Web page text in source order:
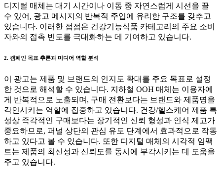
디지털 매체는 대기 시간이나 이동 중 자연스럽게 시선을 끌
수 있어, 광고 메시지의 반복적 주입에 유리한 구조를 갖추고
있습니다. 이러한 접점은 건강기능식품 카테고리의 주요 소비
자와의 접촉 빈도를 극대화하는 데 기여하고 있습니다.
2. 캠페인 목표 추론과 미디어 역할 분석
이 광고는 제품 및 브랜드의 인지도 확대를 주요 목표로 설정
한 것으로 해석할 수 있습니다. 지하철 OOH 매체는 이용자에
게 반복적으로 노출되며, 구매 전환보다는 브랜드와 제품명을
각인시키는 역할에 집중하고 있습니다. 건강/헬스케어 제품 특
성상 즉각적인 구매보다는 장기적인 신뢰 형성과 인식 제고가
중요하므로, 퍼널 상단의 관심 유도 단계에서 효과적으로 작동
하고 있다고 볼 수 있습니다. 또한 디지털 매체의 시각적 임팩
트는 제품의 최신성과 신뢰도를 동시에 부각시키는 데 도움을
주고 있습니다.